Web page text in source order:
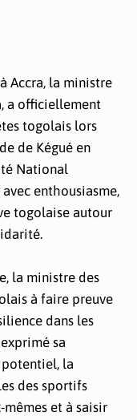
à Accra, la ministre
a officiellement
togolais lors
de Kégué en
National
enthousiasme,
togolaise autour
la ministre des
à faire preuve
dans les
sa
potentiel, la
des sportifs
et à saisir